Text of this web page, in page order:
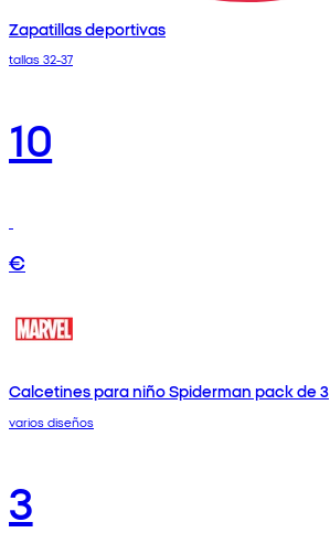
Zapatillas deportivas
tallas 32-37
10
€
Calcetines para niño Spiderman pack de 3
varios diseños
3